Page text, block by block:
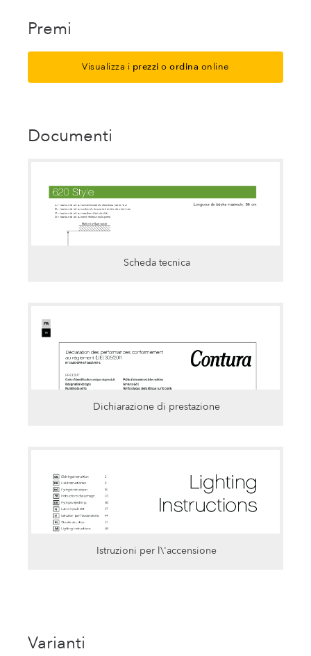
Premi
Visualizza i prezzi oordina online
Documenti
Scheda tecnica
Dichiarazione di prestazione
Istruzioni per l\'accensione
Varianti